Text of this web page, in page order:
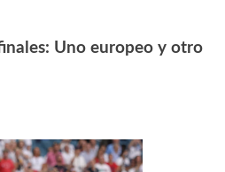
Uno europeo y otro